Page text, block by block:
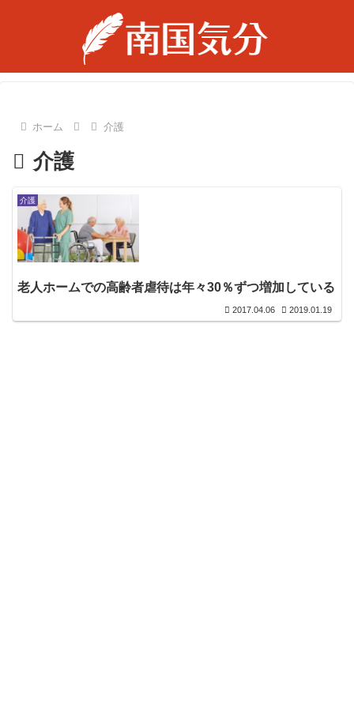
ホーム 介護
介護
介護
老人ホームでの高齢者虐待は年々30％ずつ増加している
2017.04.06 2019.01.19